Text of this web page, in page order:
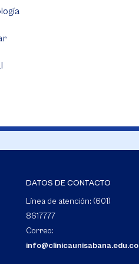
DATOS DE CONTACTO
Línea de atención: (601)
8617777
Correo:
info@clinicaunisabana.edu.co